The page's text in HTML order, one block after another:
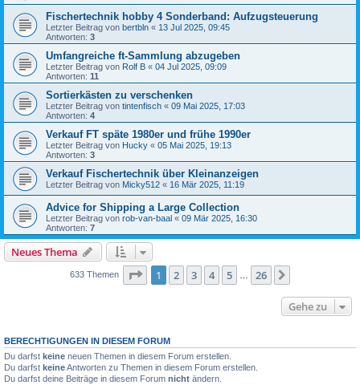
Fischertechnik hobby 4 Sonderband: Aufzugsteuerung
Letzter Beitrag von bertbln « 13 Jul 2025, 09:45
Antworten: 3
Umfangreiche ft-Sammlung abzugeben
Letzter Beitrag von Rolf B « 04 Jul 2025, 09:09
Antworten: 11
Sortierkästen zu verschenken
Letzter Beitrag von tintenfisch « 09 Mai 2025, 17:03
Antworten: 4
Verkauf FT späte 1980er und frühe 1990er
Letzter Beitrag von Hucky « 05 Mai 2025, 19:13
Antworten: 3
Verkauf Fischertechnik über Kleinanzeigen
Letzter Beitrag von Micky512 « 16 Mär 2025, 11:19
Advice for Shipping a Large Collection
Letzter Beitrag von rob-van-baal « 09 Mär 2025, 16:30
Antworten: 7
Neues Thema
633 Themen Seite 1von 26
1 2 3 4 5 26
Gehe zu
BERECHTIGUNGEN IN DIESEM FORUM
Du darfst keine neuen Themen in diesem Forum erstellen.
Du darfst keineAntworten zu Themen in diesem Forum erstellen.
Du darfst deine Beiträge in diesem Forum nicht ändern.